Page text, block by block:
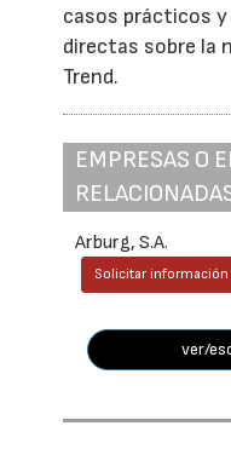
casos prácticos
directas sobre la
Trend.
EMPRESAS O
Arburg, S.A.
Solicitar información
ver/